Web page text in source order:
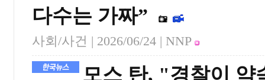
다수는 가짜”
사회/사건 | 2026/06/24 | NNP
모스 탄, "경찰이